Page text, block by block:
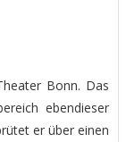
Bonn. Das
ebendieser
er über einen